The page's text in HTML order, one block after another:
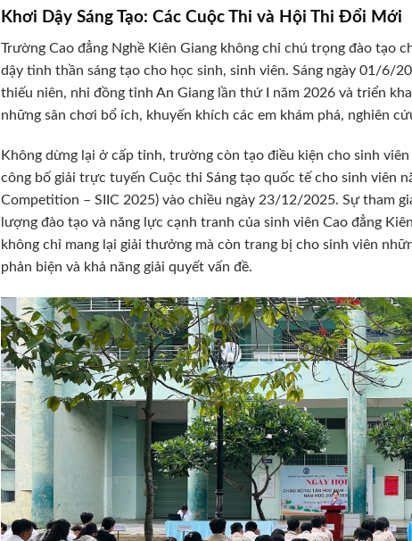
Khơi Dậy Sáng Tạo: Các Cuộc Thi và Hội Thi Đổi Mới
Trường Cao đẳng Nghề Kiên Giang không chỉ chú trọng đào tạo
dậy tinh thần sáng tạo cho học sinh, sinh viên. Sáng ngày 01/6/
thiếu niên, nhi đồng tỉnh An Giang lần thứ I năm 2026 và triển
những sân chơi bổ ích, khuyến khích các em khám phá, nghiên
Không dừng lại ở cấp tỉnh, trường còn tạo điều kiện cho sinh
công bố giải trực tuyến Cuộc thi Sáng tạo quốc tế cho sinh viên
Competition – SIIC 2025) vào chiều ngày 23/12/2025. Sự tham
lượng đào tạo và năng lực cạnh tranh của sinh viên Cao đẳng
không chỉ mang lại giải thưởng mà còn trang bị cho sinh viên
phản biện và khả năng giải quyết vấn đề.